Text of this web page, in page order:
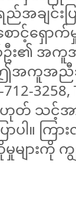
ချင်းပ
ောင့်ရှော
စ်ဦး၏ အ
ဤအကူအညီ
3258,
တ် သင့်အာ
ာပါ။ က
ဆိုမှုများ